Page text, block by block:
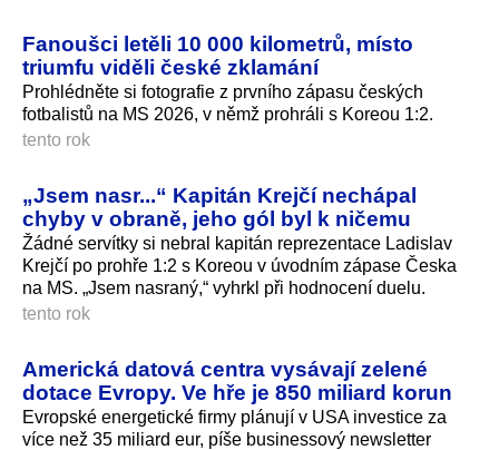
Fanoušci letěli 10 000 kilometrů, místo
triumfu viděli české zklamání
Prohlédněte si fotografie z prvního zápasu českých
fotbalistů na MS 2026, v němž prohráli s Koreou 1:2.
tento rok
„Jsem nasr...“ Kapitán Krejčí nechápal
chyby v obraně, jeho gól byl k ničemu
Žádné servítky si nebral kapitán reprezentace Ladislav
Krejčí po prohře 1:2 s Koreou v úvodním zápase Česka
na MS. „Jsem nasraný,“ vyhrkl při hodnocení duelu.
tento rok
Americká datová centra vysávají zelené
dotace Evropy. Ve hře je 850 miliard korun
Evropské energetické firmy plánují v USA investice za
více než 35 miliard eur, píše businessový newsletter